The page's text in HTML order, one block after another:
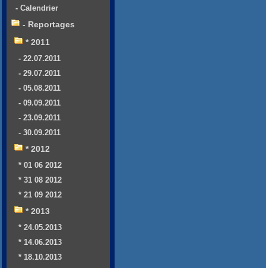
- Calendrier
- Reportages
* 2011
- 22.07.2011
- 29.07.2011
- 05.08.2011
- 09.09.2011
- 23.09.2011
- 30.09.2011
* 2012
* 01 06 2012
* 31 08 2012
* 21 09 2012
* 2013
* 24.05.2013
* 14.06.2013
* 18.10.2013